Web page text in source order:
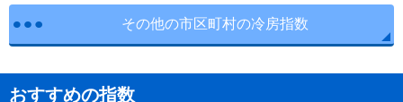
その他の市区町村の冷房指数
おすすめの指数